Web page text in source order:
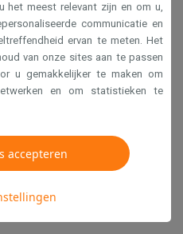
het meest relevant zijn en om u,
communicatie en
ervan te meten. Het
van onze sites aan te passen
u gemakkelijker te maken om
en om statistieken te
accepteren